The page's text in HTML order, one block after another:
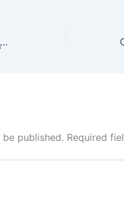
Teacher : ಶಿಕ್ಷಕಿಯ ಸಾಧನೆ: ರಾಷ್ಟ್ರ ಮಟ್ಟದ 100 ಮೀಟರ್ ಓಟದ ಸ್ಪರ್ಧೆಗೆ ಆಯ್ಕೆ…..!
published. Required